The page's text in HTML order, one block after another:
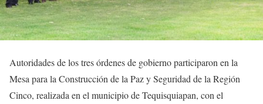
Autoridades de los tres órdenes de gobierno participaron en la
Mesa para la Construcción de la Paz y Seguridad de la Región
Cinco, realizada en el municipio de Tequisquiapan, con el